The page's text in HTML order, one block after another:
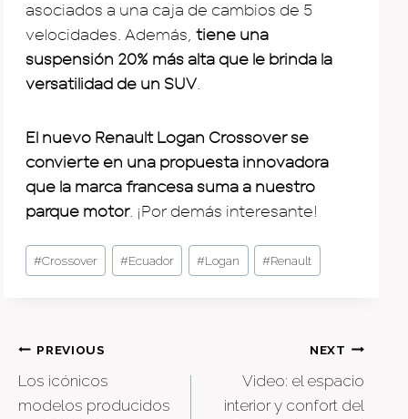
asociados a una caja de cambios de 5
velocidades. Además, tiene una
suspensión 20% más alta que le brinda la
versatilidad de un SUV
El nuevo Renault Logan Crossover se
convierte en una propuesta innovadora
que la marca francesa suma a nuestro
parque motor. ¡Por demás interesante!
Post
Tags:
#Crossover #Ecuador #Logan #Renault
Post
navigation
PREVIOUS
Los icónicos
modelos producidos
NEXT
Video: el espacio
interior y confort del